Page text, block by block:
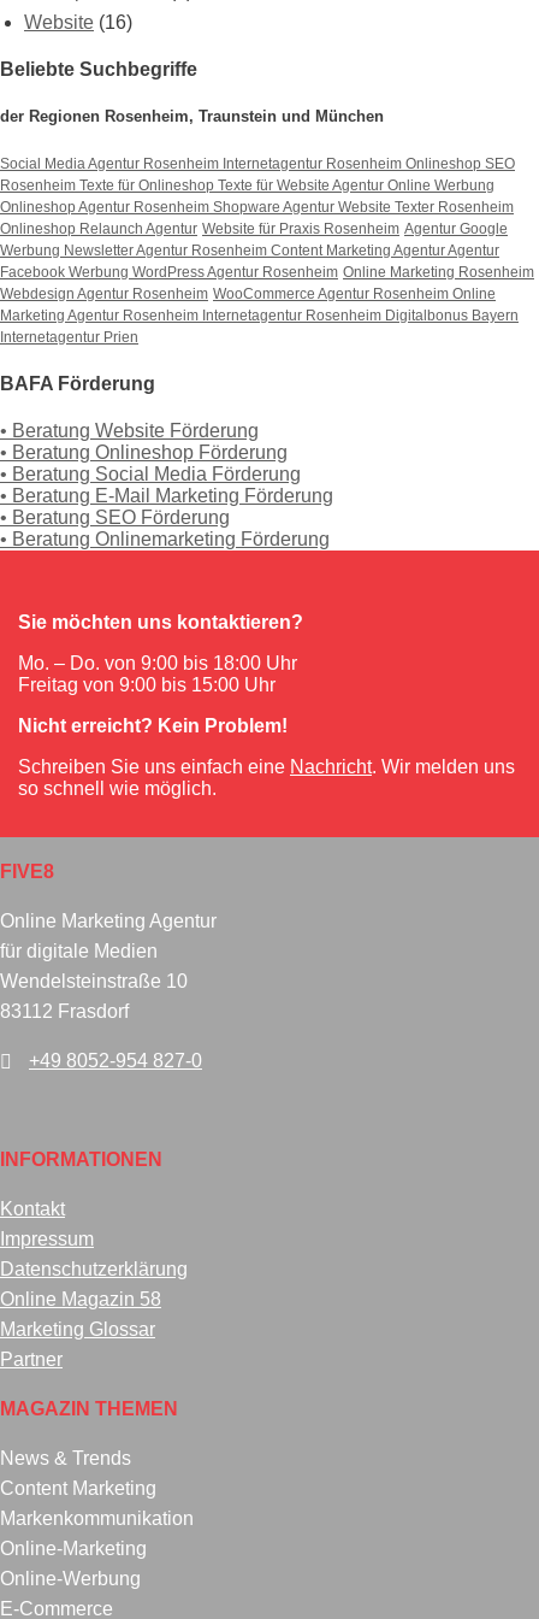
Website (16)
Beliebte Suchbegriffe
der Regionen Rosenheim, Traunstein und München
Social Media Agentur Rosenheim Internetagentur Rosenheim Onlineshop SEO
Rosenheim Texte für Onlineshop Texte für Website Agentur Online Werbung
Onlineshop Agentur Rosenheim Shopware Agentur Website Texter Rosenheim
Onlineshop Relaunch Agentur Website für Praxis Rosenheim Agentur Google
Werbung Newsletter Agentur Rosenheim Content Marketing AgenturAgentur
Facebook Werbung WordPress Agentur Rosenheim Online Marketing Rosenheim
Webdesign Agentur Rosenheim WooCommerce Agentur Rosenheim Online
Marketing Agentur Rosenheim Internetagentur Rosenheim Digitalbonus Bayern
Internetagentur Prien
BAFA Förderung
• Beratung Website Förderung
• Beratung Onlineshop Förderung
• Beratung Social Media Förderung
• Beratung E-Mail Marketing Förderung
• Beratung SEO Förderung
• Beratung Onlinemarketing Förderung
Sie möchten uns kontaktieren?
Mo. – Do. von 9:00 bis 18:00 Uhr
Freitag von 9:00 bis 15:00 Uhr
Nicht erreicht? Kein Problem!
Schreiben Sie uns einfach eine Nachricht. Wir melden uns
so schnell wie möglich.
FIVE8
Online Marketing Agentur
für digitale Medien
Wendelsteinstraße 10
83112 Frasdorf
+49 8052-954 827-0
INFORMATIONEN
Kontakt
Impressum
Datenschutzerklärung
Online Magazin 58
Marketing Glossar
Partner
MAGAZIN THEMEN
News & Trends
Content Marketing
Markenkommunikation
Online-Marketing
Online-Werbung
E-Commerce